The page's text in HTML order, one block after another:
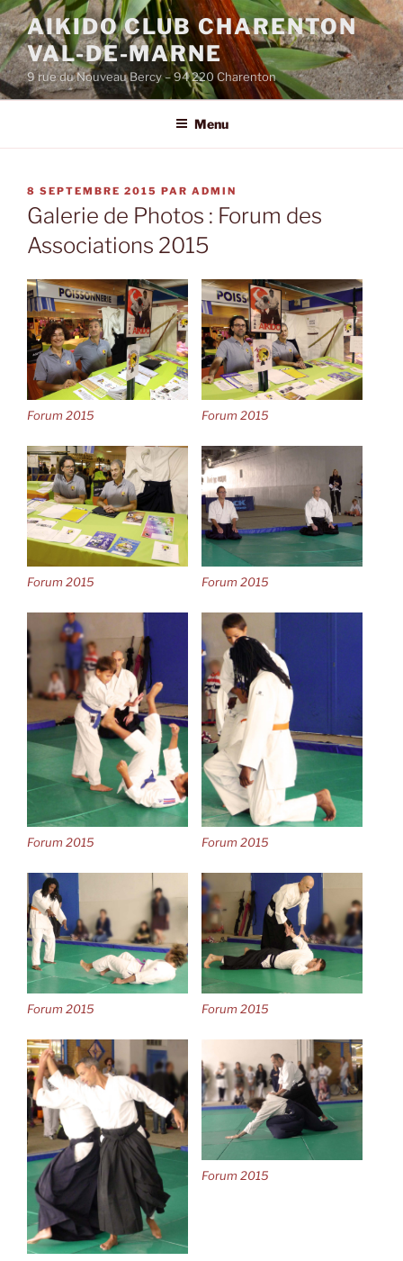
Aller
au
contenu
principal
AIKIDO CLUB CHARENTON
VAL-DE-MARNE
9 rue du Nouveau Bercy – 94 220 Charenton
Menu
PUBLIÉ
LE
8 SEPTEMBRE 2015 PAR ADMIN
Galerie de Photos : Forum des
Associations 2015
Forum 2015 Forum 2015
Forum 2015 Forum 2015
Forum 2015 Forum 2015
Forum 2015 Forum 2015
Forum 2015